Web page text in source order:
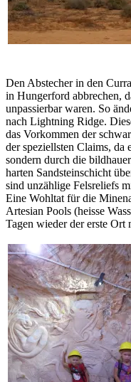
Den Abstecher in den
in Hungerford abbrechen,
unpassierbar waren. So
nach Lightning Ridge.
das Vorkommen der
der speziellsten Claims,
sondern durch die
harten Sandsteinschicht
sind unzählige Felsreliefs
Eine Wohltat für die
Artesian Pools (heisse
Tagen wieder der erste